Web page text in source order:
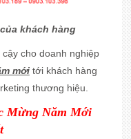
khách hàng
cho doanh nghiệp
mớitới khách hàng
thương hiệu.
Mừng Năm Mới